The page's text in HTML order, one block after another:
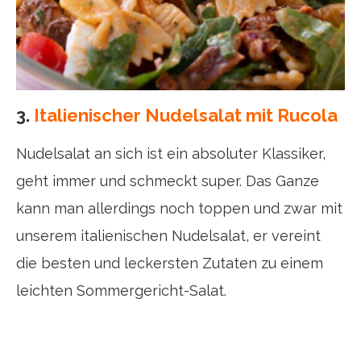
3. Italienischer Nudelsalat mit Rucola
Nudelsalat an sich ist ein absoluter Klassiker,
geht immer und schmeckt super. Das Ganze
kann man allerdings noch toppen und zwar mit
unserem italienischen Nudelsalat, er vereint
die besten und leckersten Zutaten zu einem
leichten Sommergericht-Salat.